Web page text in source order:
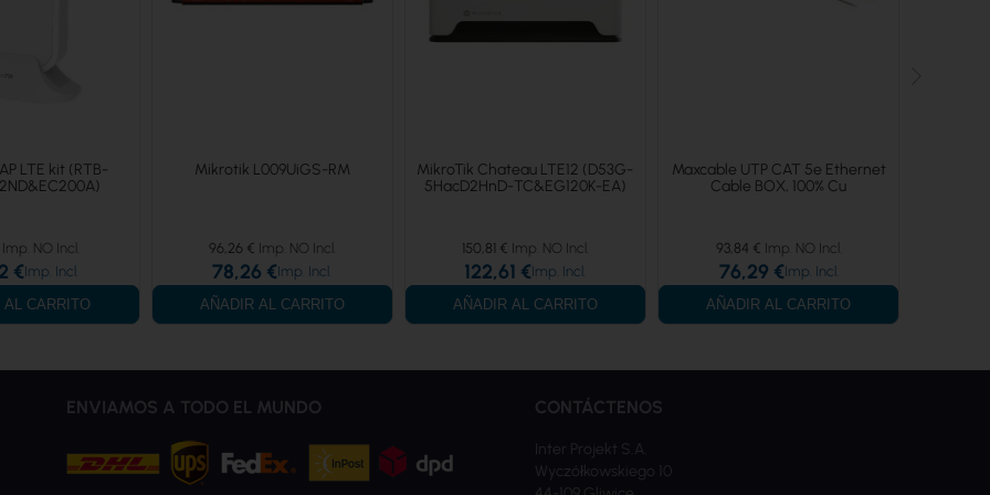
LTE kit (RTB-
2ND&EC200A)
€
AL CARRITO
Mikrotik L009UiGS-RM
96,26 €
78,26 €
AÑADIR AL CARRITO
MikroTik Chateau LTE12 (D53G-
5HacD2HnD-TC&EG120K-EA)
150,81 €
122,61 €
AÑADIR AL CARRITO
Maxcable UTP CAT 5e Ethernet
Cable BOX, 100% Cu
93,84 €
76,29 €
AÑADIR AL CARRITO
ENVIAMOS A TODO EL MUNDO CONTÁCTENOS
Inter Projekt S.A.
Wyczółkowskiego 10